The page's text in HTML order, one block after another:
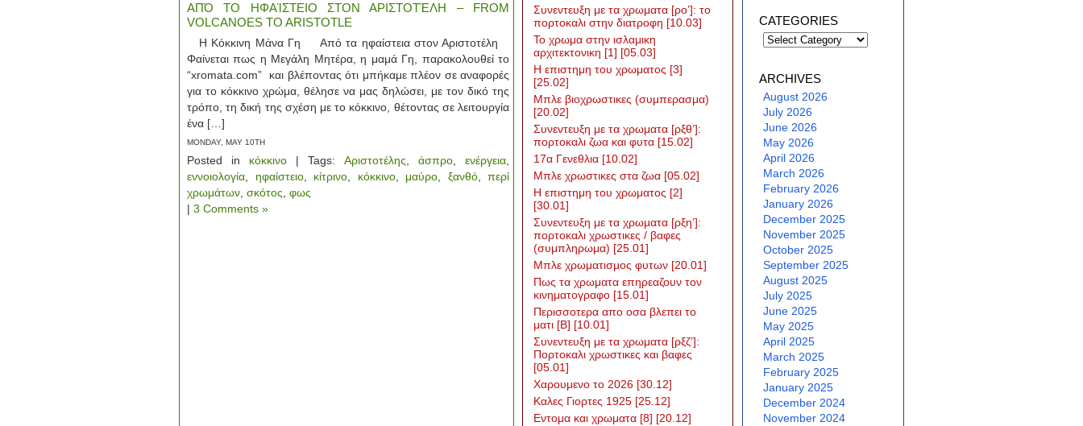
ΑΠΌ ΤΟ ΗΦΑΊΣΤΕΙΟ ΣΤΟΝ ΑΡΙΣΤΟΤΈΛΗ – FROM
VOLCANOES TO ARISTOTLE
Η Κόκκινη Μάνα Γη Από τα ηφαίστεια στον Αριστοτέλη
Φαίνεται πως η Μεγάλη Μητέρα, η μαμά Γη, παρακολουθεί τo
“xromata.com” και βλέποντας ότι μπήκαμε πλέον σε αναφορές
για το κόκκινο χρώμα, θέλησε να μας δηλώσει, με τον δικό της
τρόπο, τη δική της σχέση με το κόκκινο, θέτοντας σε λειτουργία
ένα […]
MONDAY, MAY 10TH
Posted in κόκκινο | Tags: Αριστοτέλης άσπρο ενέργεια
εννοιολογία
ηφαίστειο, κίτρινο κόκκινο, μαύρο ξανθό, περί
χρωμάτων σκότος φως
| 3 Comments »
Συνεντευξη με τα χρωματα [ρο’]: το
πορτοκαλι στην διατροφη [10.03]
To χρωμα στην ισλαμικη
αρχιτεκτονικη [1] [05.03]
Η επιστημη του χρωματος [3]
[25.02]
Μπλε βιοχρωστικες (συμπερασμα)
[20.02]
Συνεντευξη με τα χρωματα [ρξθ’]:
πορτοκαλι ζωα και φυτα [15.02]
17α Γενεθλια [10.02]
Μπλε χρωστικες στα ζωα [05.02]
Η επιστημη του χρωματος [2]
[30.01]
Συνεντευξη με τα χρωματα [ρξη’]:
πορτοκαλι χρωστικες / βαφες
(συμπληρωμα) [25.01]
Μπλε χρωματισμος φυτων [20.01]
Πως τα χρωματα επηρεαζουν τον
κινηματογραφο [15.01]
Περισσοτερα απο οσα βλεπει το
ματι [Β] [10.01]
Συνεντευξη με τα χρωματα [ρξζ’]:
Πορτοκαλι χρωστικες και βαφες
[05.01]
Χαρουμενο το 2026 [30.12]
Καλες Γιορτες 1925 [25.12]
Εντομα και χρωματα [8] [20.12]
CATEGORIES
Categories
ARCHIVES
August 2026
July 2026
June 2026
May 2026
April 2026
March 2026
February 2026
January 2026
December 2025
November 2025
October 2025
September 2025
August 2025
July 2025
June 2025
May 2025
April 2025
March 2025
February 2025
January 2025
December 2024
November 2024